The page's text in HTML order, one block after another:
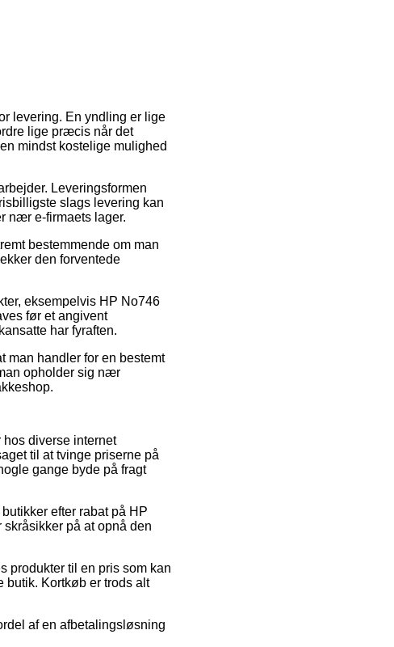
levering. En yndling er lige
lige præcis når det
mindst kostelige mulighed
Leveringsformen
slags levering kan
nær e-firmaets lager.
bestemmende om man
den forventede
eksempelvis HP No746
før et angivent
har fyraften.
man handler for en bestemt
opholder sig nær
hos diverse internet
til at tvinge priserne på
gange byde på fragt
efter rabat på HP
på at opnå den
produkter til en pris som kan
Kortkøb er trods alt
af en afbetalingsløsning